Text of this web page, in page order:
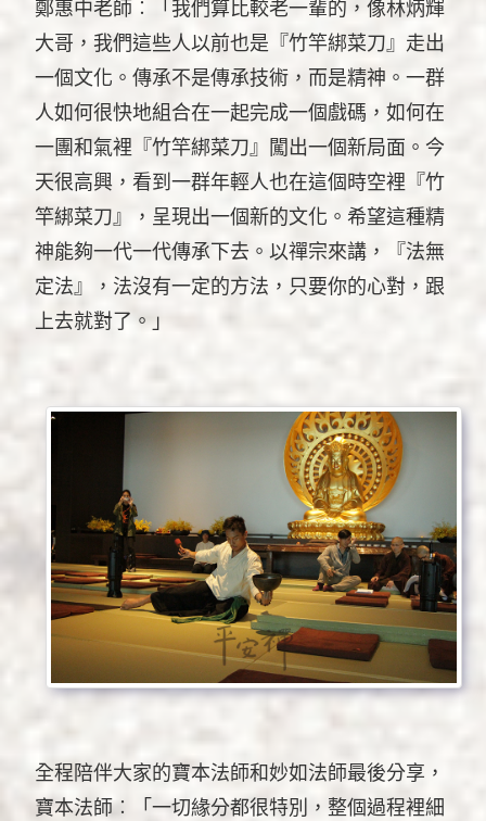
鄭惠中老師︰「我們算比較老一輩的，像林炳輝
大哥，我們這些人以前也是『竹竿綁菜刀』走出
一個文化。傳承不是傳承技術，而是精神。一群
人如何很快地組合在一起完成一個戲碼，如何在
一團和氣裡『竹竿綁菜刀』闖出一個新局面。今
天很高興，看到一群年輕人也在這個時空裡『竹
竿綁菜刀』，呈現出一個新的文化。希望這種精
神能夠一代一代傳承下去。以禪宗來講，『法無
定法』，法沒有一定的方法，只要你的心對，跟
上去就對了。」
全程陪伴大家的寶本法師和妙如法師最後分享，
寶本法師︰「一切緣分都很特別，整個過程裡細